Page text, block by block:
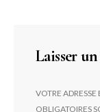
Laisser
VOTRE ADRESSE
OBLIGATOIRES